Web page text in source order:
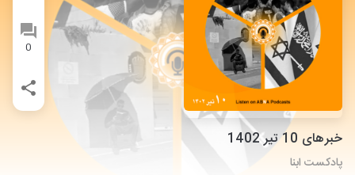
0
خبرهای 10 تیر 1402
پادکست ابنا